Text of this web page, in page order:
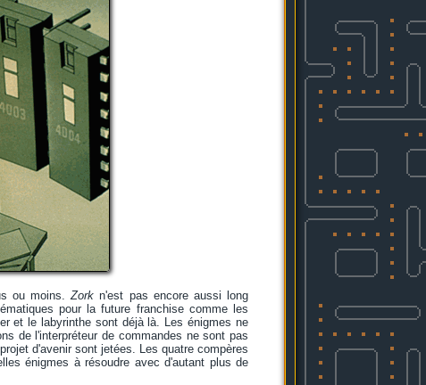
ou moins.Zork n'est pas encore aussi long
pour la future franchise comme les
et le labyrinthe sont déjà là. Les énigmes ne
de l'interpréteur de commandes ne sont pas
d'avenir sont jetées. Les quatre compères
énigmes à résoudre avec d'autant plus de